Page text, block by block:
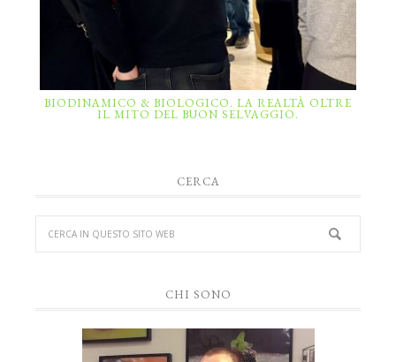
BIODINAMICO & BIOLOGICO. LA REALTÀ OLTRE
IL MITO DEL BUON SELVAGGIO.
CERCA
CHI SONO